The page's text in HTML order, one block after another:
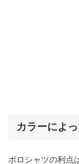
カラーによ
ポロシャツの利点